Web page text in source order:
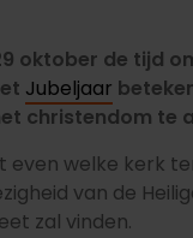
oktober de tijd
Jubeljaar
christendom te
welke kerk
van de
zal vinden.